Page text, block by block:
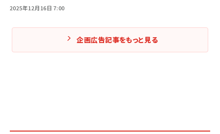
2025年12月16日 7:00
企画広告記事をもっと見る